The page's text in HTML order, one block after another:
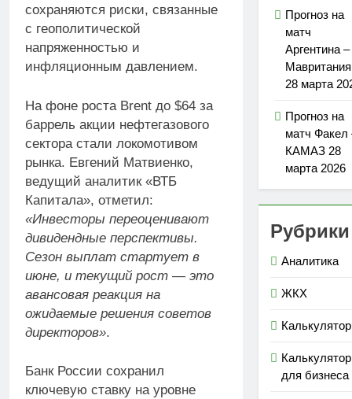
сохраняются риски, связанные
с геополитической
напряженностью и
инфляционным давлением.
На фоне роста Brent до $64 за
баррель акции нефтегазового
сектора стали локомотивом
рынка. Евгений Матвиенко,
ведущий аналитик «ВТБ
Капитала», отметил:
«Инвесторы переоценивают
дивидендные перспективы.
Сезон выплат стартует в
июне, и текущий рост — это
авансовая реакция на
ожидаемые решения советов
директоров».
Банк России сохранил
ключевую ставку на уровне
Прогноз на
матч
Аргентина –
Мавритания
28 марта
Прогноз на
матч Факел
КАМАЗ 28
марта 2026
Рубрики
Аналитика
ЖКХ
для бизнеса